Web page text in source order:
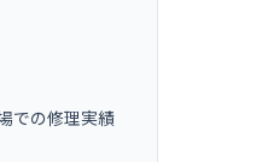
での修理実績